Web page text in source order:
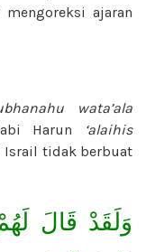
ajaran
wata’ala
Harun
‘alaihis
Israil tidak berbuat
وَلَقَدْ قَالَ